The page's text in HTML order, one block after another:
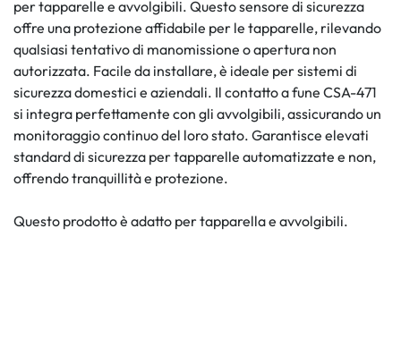
per tapparelle e avvolgibili. Questo sensore di sicurezza
offre una protezione affidabile per le tapparelle, rilevando
qualsiasi tentativo di manomissione o apertura non
autorizzata. Facile da installare, è ideale per sistemi di
sicurezza domestici e aziendali. Il contatto a fune CSA-471
si integra perfettamente con gli avvolgibili, assicurando un
monitoraggio continuo del loro stato. Garantisce elevati
standard di sicurezza per tapparelle automatizzate e non,
offrendo tranquillità e protezione.
Questo prodotto è adatto per tapparella e avvolgibili.